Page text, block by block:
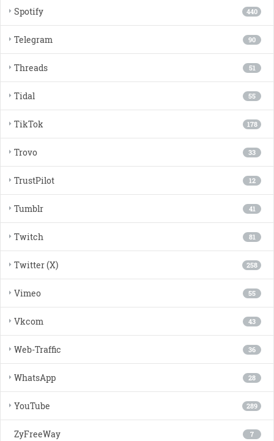
440
Spotify
90
Telegram
51
Threads
55
Tidal
178
TikTok
33
Trovo
12
TrustPilot
41
Tumblr
81
Twitch
258
Twitter (X)
55
Vimeo
43
Vkcom
36
Web-Traffic
28
WhatsApp
289
YouTube
7
ZyFreeWay